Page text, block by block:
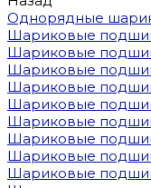
Однорядные
Шариковые
Шариковые
Шариковые
Шариковые
Шариковые
Шариковые
Шариковые
Шариковые
Шариковые